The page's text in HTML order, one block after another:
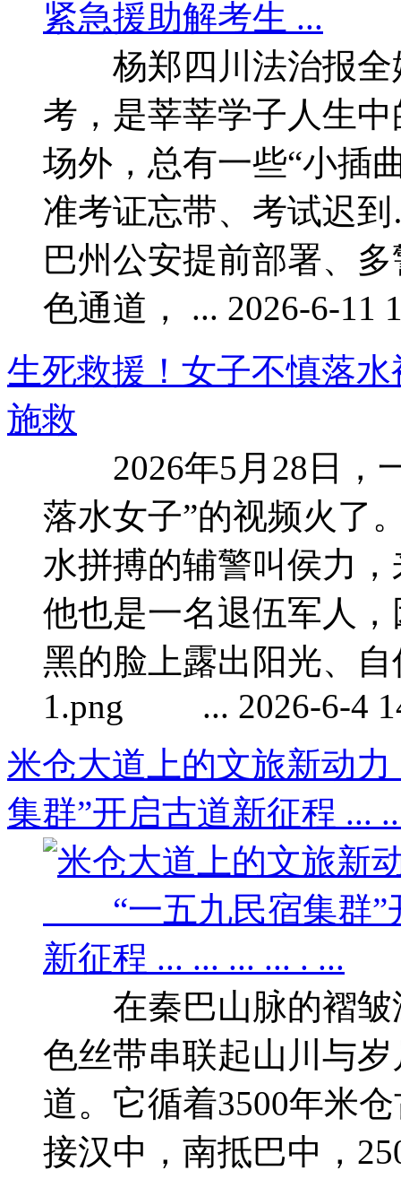
杨郑四川法治报
考，是莘莘学子人生
场外，总有一些“小插
准考证忘带、考试迟
巴州公安提前部署、
色通道， ... 2026-6-11
生死救援！女子不慎落
施救
2026年5月28日，
落水女子”的视频火了
水拼搏的辅警叫侯力
他也是一名退伍军人
黑的脸上露出阳光
1.png ... 2026-6-4
米仓大道上的文旅新
集群”开启古道新征程 ...
在秦巴山脉的褶皱
色丝带串联起山川与
道。它循着3500年米
接汉中，南抵巴中，